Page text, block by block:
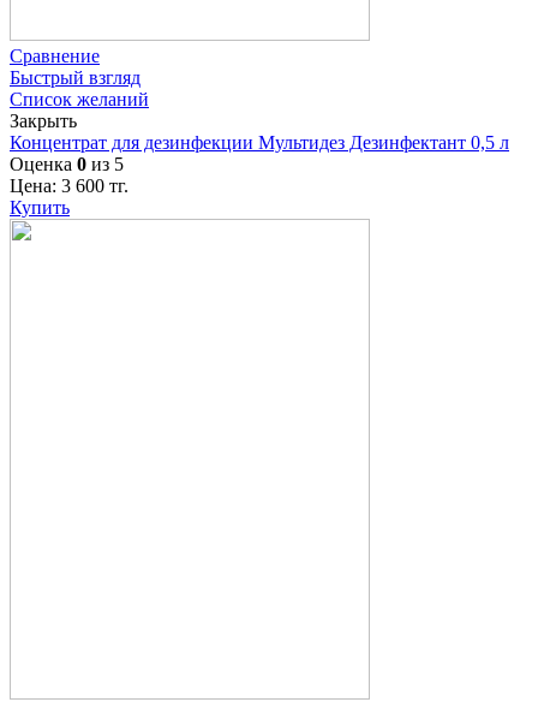
Сравнение
Быстрый взгляд
Список желаний
Закрыть
Концентрат для дезинфекции Мультидез Дезинфектант 0,5 л
Оценка 0 из 5
Цена: 3 600 тг.
Купить